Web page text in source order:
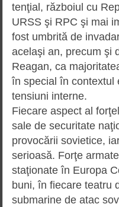
tenţial, războiul cu
URSS şi RPC şi mai
fost umbrită de
acelaşi an, precum şi
Reagan, ca
în special în contextul
tensiuni interne.
Fiecare aspect al
sale de securitate
provocării sovietice,
serioasă. Forţe
staţionate în Europa
buni, în fiecare teatru
submarine de atac